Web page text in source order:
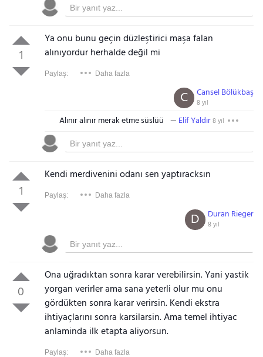
1
Ya onu bunu geçin düzleştirici maşa falan
alınıyordur herhalde değil mi
Paylaş: Daha fazla
Cansel Bölükbaş
8 yıl
C
Alınır alınır merak etme süslüü Elif Yaldır8 yıl
1
Kendi merdivenini odanı sen yaptıracksın
Paylaş: Daha fazla
Duran Rieger
8 yıl
D
0
Ona uğradıktan sonra karar verebilirsin. Yani yastik
yorgan verirler ama sana yeterli olur mu onu
gördükten sonra karar verirsin. Kendi ekstra
ihtiyaçlarını sonra karsilarsin. Ama temel ihtiyac
anlaminda ilk etapta aliyorsun.
Paylaş: Daha fazla